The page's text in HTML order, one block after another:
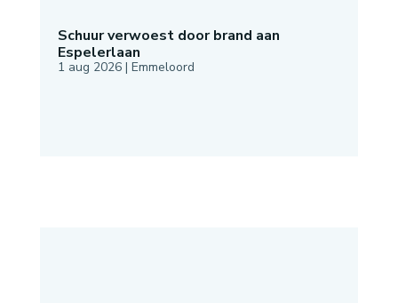
Schuur verwoest door brand aan
Espelerlaan
1 aug 2026| Emmeloord